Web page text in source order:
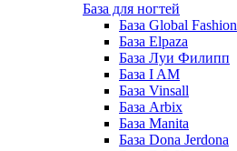
База для ногтей
База Global Fashion
База Elpaza
База Луи Филипп
База I AM
База Vinsall
База Arbix
База Manita
База Dona Jerdona